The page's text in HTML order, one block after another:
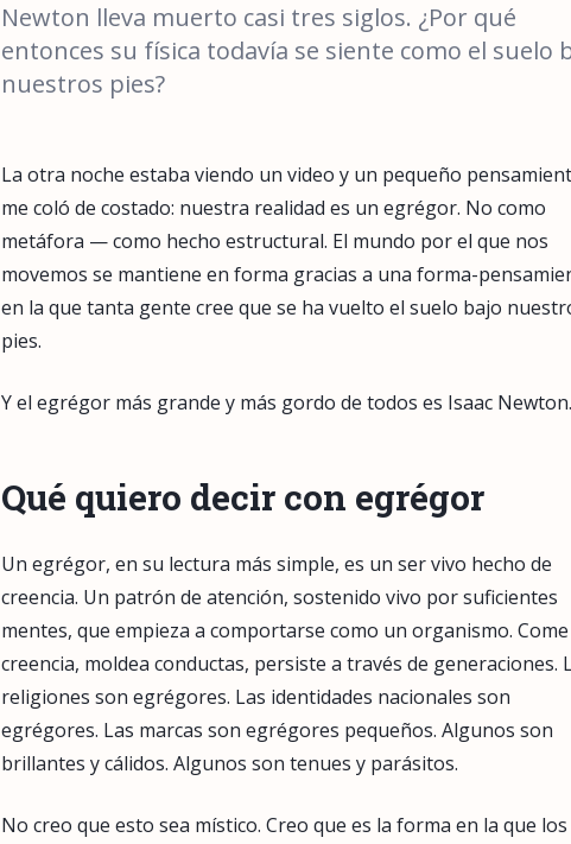
Newton lleva muerto casi tres siglos. ¿Por qué
entonces su física todavía se siente como el suelo
nuestros pies?
La otra noche estaba viendo un video y un pequeño
me coló de costado: nuestra realidad es un egrégor. No como
metáfora — como hecho estructural. El mundo por el que nos
movemos se mantiene en forma gracias a una forma-
en la que tanta gente cree que se ha vuelto el suelo bajo
pies.
Y el egrégor más grande y más gordo de todos es Isaac Newton.
Qué quiero decir con egrégor
Un egrégor, en su lectura más simple, es un ser vivo hecho de
creencia. Un patrón de atención, sostenido vivo por suficientes
mentes, que empieza a comportarse como un organismo. Come
creencia, moldea conductas, persiste a través de generaciones.
religiones son egrégores. Las identidades nacionales son
egrégores. Las marcas son egrégores pequeños. Algunos son
brillantes y cálidos. Algunos son tenues y parásitos.
No creo que esto sea místico. Creo que es la forma en la que los